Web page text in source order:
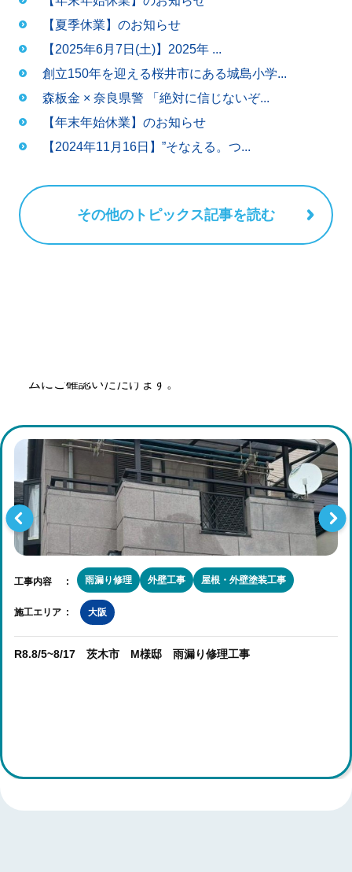
ピ
ッ
ク
ス
【夏季休業】のお知らせ
【2025年6月7日(土)】2025年 ...
創立150年を迎える桜井市にある城島小学...
森板金 × 奈良県警 「絶対に信じないぞ...
【年末年始休業】のお知らせ
【2024年11月16日】”そなえる。つ...
その他のトピックス記事を読む
ムにご確認いただけます。
工事内容 雨漏り修理 外壁工事 屋根・外壁塗装工事
施工エリア 大阪
R8.8/5~8/17 茨木市 M様邸 雨漏り修理工事